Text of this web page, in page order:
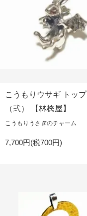
こうもりウサギ トップ
（弐） 【林檎屋】
こうもりうさぎのチャーム
7,700円(税700円)